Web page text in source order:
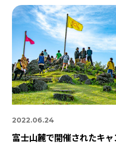
2022.06.24
富士山麓で開催されたキ